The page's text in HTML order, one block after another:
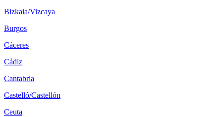
Bizkaia/Vizcaya
Burgos
Cáceres
Cádiz
Cantabria
Castelló/Castellón
Ceuta